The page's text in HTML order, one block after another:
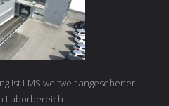
ist LMS weltweit angesehener
Laborbereich.